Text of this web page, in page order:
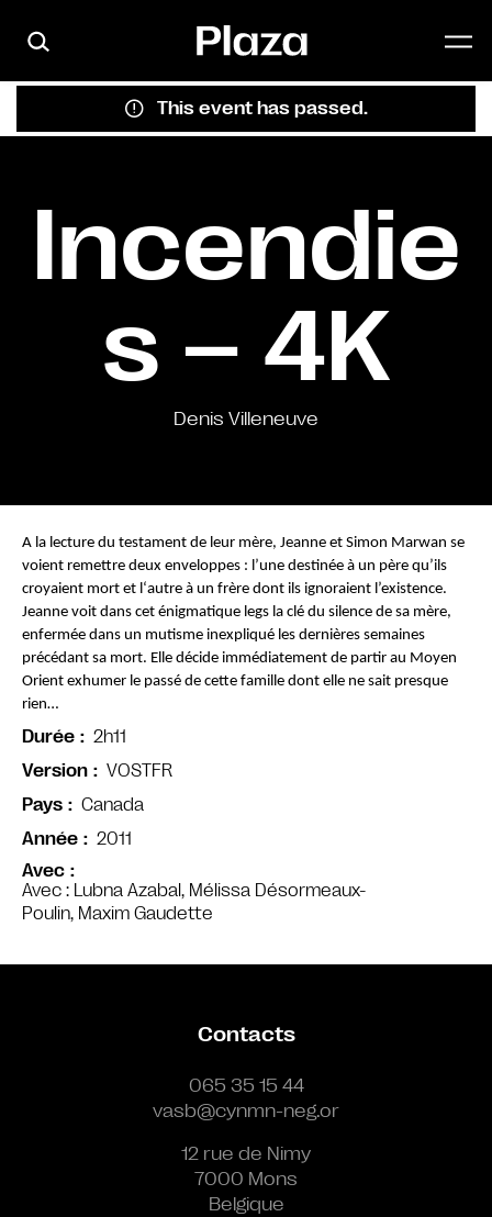
This event has passed.
Incendie
s – 4K
Denis Villeneuve
Avec
Avec : Lubna Azabal, Mélissa Désormeaux-
Poulin, Maxim Gaudette
A la lecture du testament de leur mère, Jeanne et Simon Marwan se
voient remettre deux enveloppes : l’une destinée à un père qu’ils
croyaient mort et l‘autre à un frère dont ils ignoraient l’existence.
Jeanne voit dans cet énigmatique legs la clé du silence de sa mère,
enfermée dans un mutisme inexpliqué les dernières semaines
précédant sa mort. Elle décide immédiatement de partir au Moyen
Orient exhumer le passé de cette famille dont elle ne sait presque
rien…
Durée
2h11
Version
VOSTFR
Pays
Canada
Année
2011
Contacts
065 35 15 44
vasb@cynmn-neg.or
12 rue de Nimy
7000 Mons
Belgique